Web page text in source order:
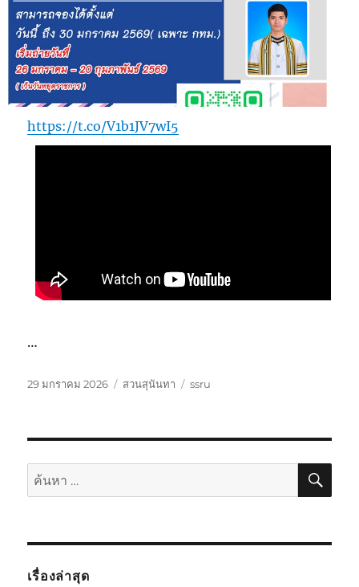
https://t.co/V1b1JV7wI5
…
เขียน
29 มกราคม 2026
หมวด
สวนสุนันทา
ป้าย
ssru
ค้นหา: ค้น
เรื่องล่าสุด